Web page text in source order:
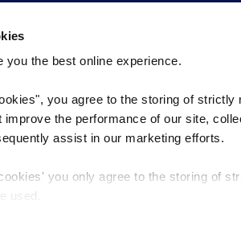
you the best online experience.
you agree to the storing of
improve the performance of our site,
assist in our marketing efforts.
you only agree to the storing of
used.
y herramientas
Podcast
Contáctanos
Registrar CV
Registrar
Habla con un